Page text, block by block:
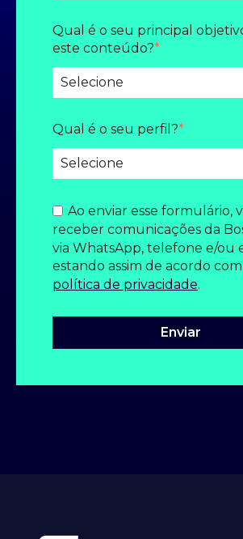
Qual é o seu principal
este conteúdo?*
Qual é o seu perfil?*
Ao enviar esse formulário,
receber comunicações da
via WhatsApp, telefone e/ou
estando assim de acordo com
política de privacidade.